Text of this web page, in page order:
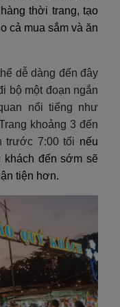
thời trang, tạo
cả mua sắm và ăn
dễ dàng đến đây
bộ một đoạn ngắn
nổi tiếng như
khoảng 3 đến
trước 7:00 tối nếu
khách đến sớm sẽ
tiện hơn.